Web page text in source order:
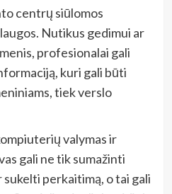
centrų siūlomos
Nutikus gedimui ar
profesionalai gali
kuri gali būti
tiek verslo
valymas ir
gali ne tik sumažinti
perkaitimą, o tai gali